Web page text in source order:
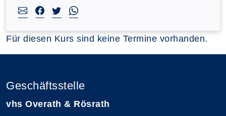
Für diesen Kurs sind keine Termine vorhanden.
Geschäftsstelle
vhs Overath & Rösrath